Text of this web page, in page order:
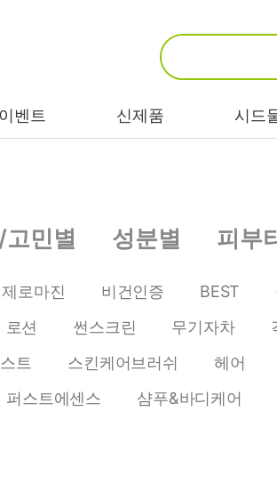
이벤트 신제품 시드
비누/클렌징
마스크/팩/필링
스킨/토너/미스
앰플/에센스/세
럼
민별 성분별 피부
제로마진 비건인증 BEST
로션 썬스크린 무기자차
트 스킨케어브러쉬 헤어
퍼스트에센스 샴푸&바디케어